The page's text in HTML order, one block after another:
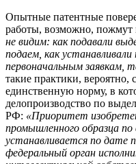
Опытные патентные
работы, возможно, пожмут
не видим: как подавали
подаем, как
первоначальным заявкам,
такие практики, вероятно,
единственную норму, в
делопроизводство по
РФ: «Приоритет
промышленного образца по
устанавливается по дате
федеральный орган